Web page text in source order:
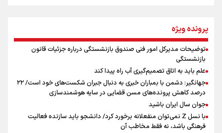
سه حسرتی که به دلم ماند
مومنِ مقتدرِ مظلوم
اینفو برنا / توصیه‌هایی طلایی برای پیاده روی اربعین
پرونده ویژه
توضیحات مدیرکل امور فنی صندوق بازنشستگی درباره جزئیات قانون
بازنشستگی
علم باید به اتاق تصمیم‌گیری آب راه پیدا کند
جهانگیر: دشمن با بمباران خبری به دنبال جبران شکست‌های خود است/ ۲۲
درصد کاهش پرونده‌های مسن قضایی در سایه هوشمندسازی
جوان سال ایران باشید
با نسل Z نمی‌توان منفعلانه برخورد کرد/ دانشجو باید سازنده فعالیت
فرهنگی باشد، نه فقط مخاطب آن